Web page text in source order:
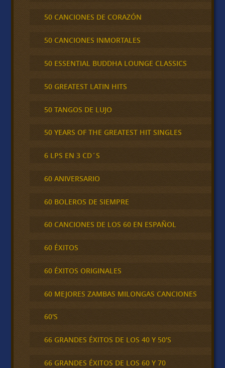
50 CANCIONES DE CORAZÓN
50 CANCIONES INMORTALES
50 ESSENTIAL BUDDHA LOUNGE CLASSICS
50 GREATEST LATIN HITS
50 TANGOS DE LUJO
50 YEARS OF THE GREATEST HIT SINGLES
6 LPS EN 3 CD´S
60 ANIVERSARIO
60 BOLEROS DE SIEMPRE
60 CANCIONES DE LOS 60 EN ESPAÑOL
60 ÉXITOS
60 ÉXITOS ORIGINALES
60 MEJORES ZAMBAS MILONGAS CANCIONES
60'S
66 GRANDES ÉXITOS DE LOS 40 Y 50'S
66 GRANDES ÉXITOS DE LOS 60 Y 70